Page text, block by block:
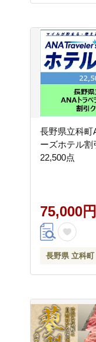
長野県立科町
ーズホテル割
22,500点
75,000円
長野県 立科町